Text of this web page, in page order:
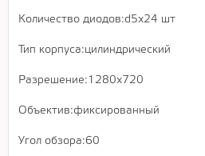
Количество диодов:d5x24 шт
Тип корпуса:цилиндрический
Разрешение:1280x720
Объектив:фиксированный
Угол обзора:60